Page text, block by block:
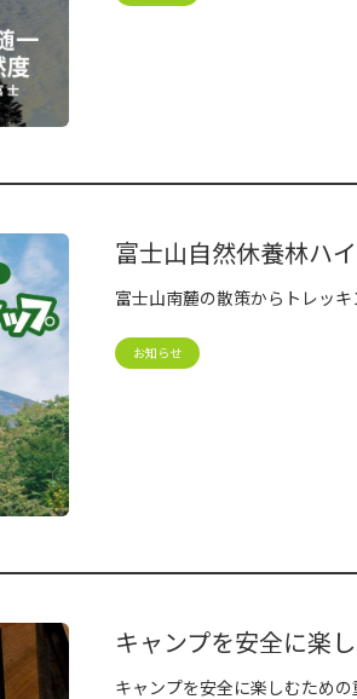
富士山自然休養林ハ
富士山南麓の散策からトレッキ
お知らせ
キャンプを安全に楽
キャンプを安全に楽しむため